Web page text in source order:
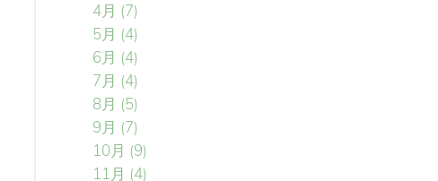
4月 (7)
5月 (4)
6月 (4)
7月 (4)
8月 (5)
9月 (7)
10月 (9)
11月 (4)